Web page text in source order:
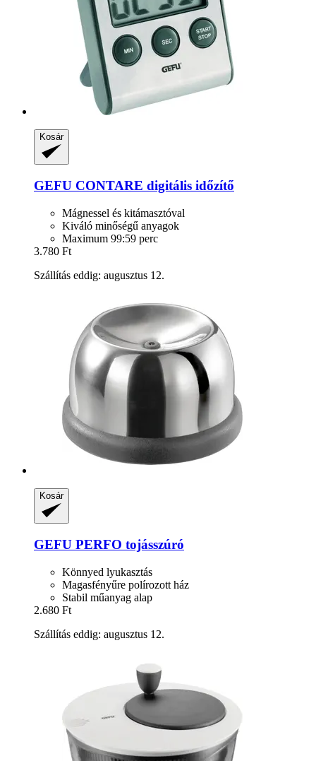
Kosár
GEFU CONTARE digitális időzítő
Mágnessel és kitámasztóval
Kiváló minőségű anyagok
Maximum 99:59 perc
3.780 Ft
Szállítás eddig: augusztus 12.
Kosár
GEFU PERFO tojásszúró
Könnyed lyukasztás
Magasfényűre polírozott ház
Stabil műanyag alap
2.680 Ft
Szállítás eddig: augusztus 12.